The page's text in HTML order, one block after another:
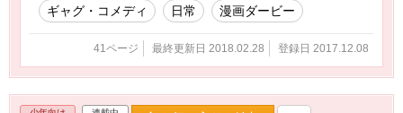
ギャグ・コメディ 日常 漫画ダービー
41ページ 最終更新日 2018.02.28 登録日 2017.12.08